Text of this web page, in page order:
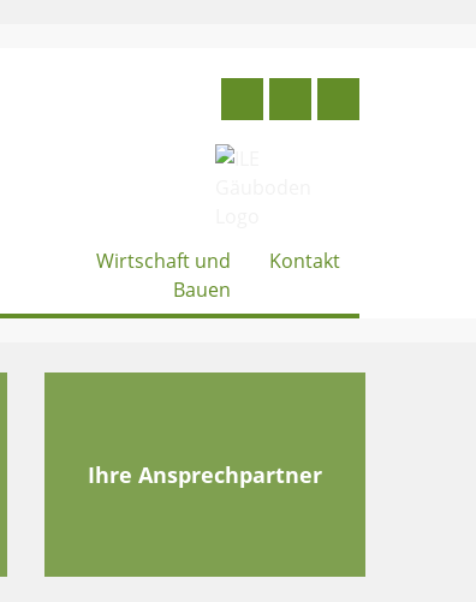
Wirtschaft und
Bauen
Kontakt
Ihre Ansprechpartner